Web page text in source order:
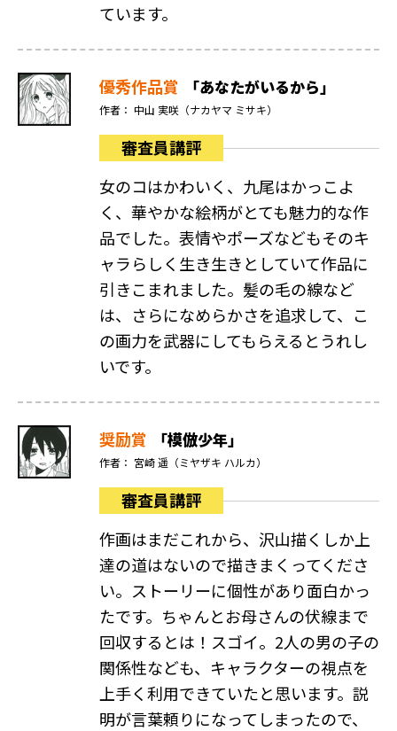
ています。
優秀作品賞 「あなたがいるから」
作者： 中山 実咲（ナカヤマ ミサキ）
審査員講評
女のコはかわいく、九尾はかっこよ
く、華やかな絵柄がとても魅力的な作
品でした。表情やポーズなどもそのキ
ャラらしく生き生きとしていて作品に
引きこまれました。髪の毛の線など
は、さらになめらかさを追求して、こ
の画力を武器にしてもらえるとうれし
いです。
奨励賞 「模倣少年」
作者： 宮崎 遥（ミヤザキ ハルカ）
審査員講評
作画はまだこれから、沢山描くしか上
達の道はないので描きまくってくださ
い。ストーリーに個性があり面白かっ
たです。ちゃんとお母さんの伏線まで
回収するとは！スゴイ。2人の男の子の
関係性なども、キャラクターの視点を
上手く利用できていたと思います。説
明が言葉頼りになってしまったので、